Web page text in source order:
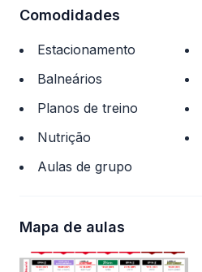
Comodidades
Estacionamento
Balneários
Planos de treino
Nutrição
Aulas de grupo
Mapa de aulas